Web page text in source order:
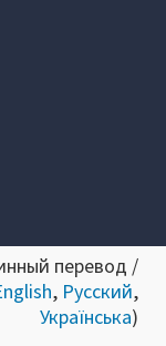
перевод /
, Русский,
Українська)